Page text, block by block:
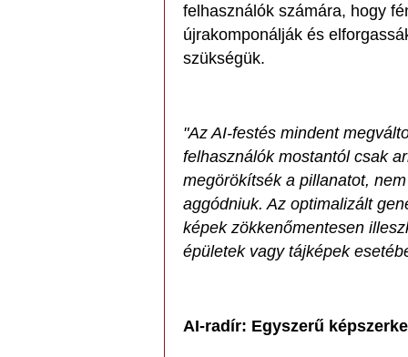
felhasználók számára, hogy
újrakomponálják és
szükségük.
"Az AI-festés mindent
felhasználók mostantól csak
megörökítsék a pillanatot,
aggódniuk. Az optimalizált
képek zökkenőmentesen
épületek vagy tájképek
AI-radír: Egyszerű